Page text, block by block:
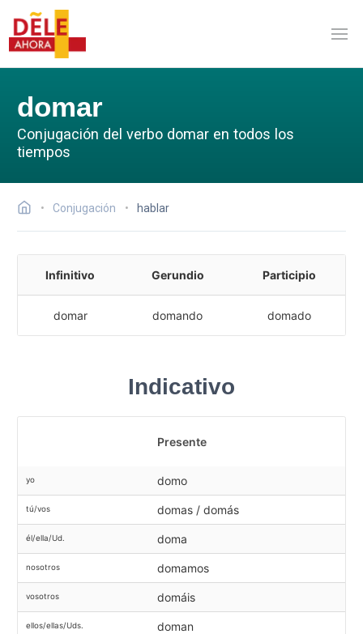
domar
Conjugación del verbo domar en todos los
tiempos
Conjugación hablar
Infinitivo Gerundio Participio
domar domando domado
Indicativo
Presente
yo domo
tú/vos domas / domás
él/ella/Ud. doma
nosotros domamos
vosotros domáis
ellos/ellas/Uds. doman